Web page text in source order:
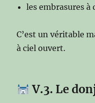
les embrasures à
C’est un véritable
à ciel ouvert.
V.3. Le